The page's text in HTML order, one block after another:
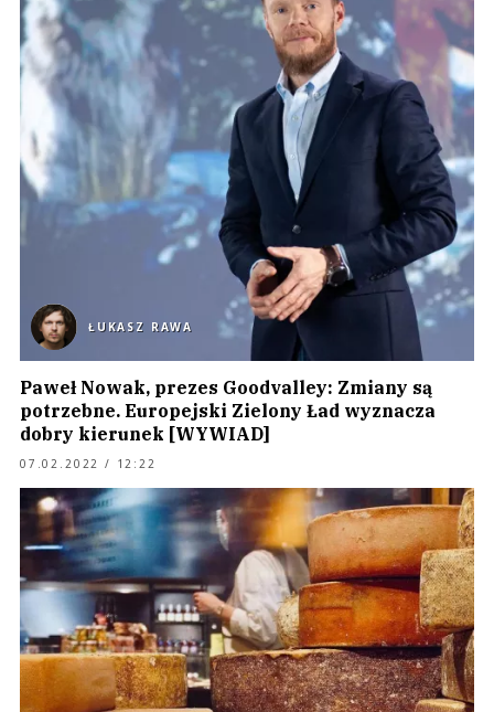
ŁUKASZ RAWA
Paweł Nowak, prezes Goodvalley: Zmiany są
potrzebne. Europejski Zielony Ład wyznacza
dobry kierunek [WYWIAD]
07.02.2022 / 12:22